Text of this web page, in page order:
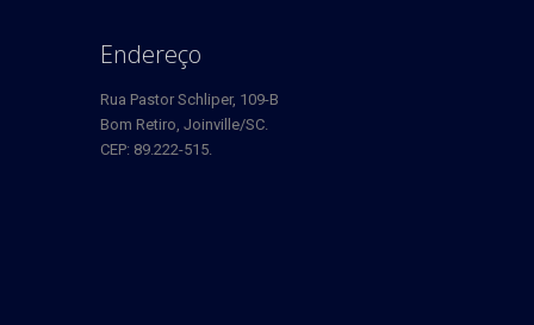
Endereço
Rua Pastor Schliper, 109-B
Bom Retiro, Joinville/SC.
CEP: 89.222-515.